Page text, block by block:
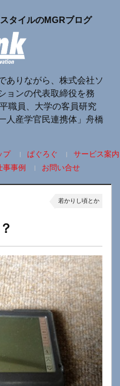
タイルのMGRブログ
ありながら、株式会社ソ
ョンの代表取締役を務
職員、大学の客員研究
人産学官民連携体」舟橋
プ ぱぐろぐ
サービス案内
事事例 お問い合せ
若かりし頃とか